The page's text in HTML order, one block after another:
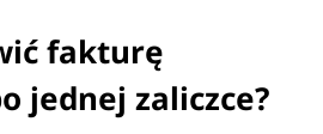
fakturę
jednej zaliczce?